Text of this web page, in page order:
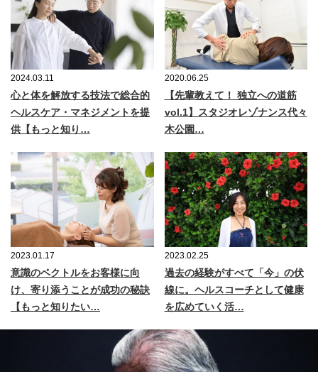
2024.03.11
心と体を解放する技法で総合的
ヘルスケア・マネジメントを提
供【もっと知り…
2020.06.25
【先輩教えて！ 独立への道筋
vol.1】スタジオレゾナンス代々
木公園…
2023.01.17
意識のベクトルをお客様に向
け、寄り添うことが成功の秘訣
【もっと知りたい…
2023.02.25
過去の経験がすべて「今」の伏
線に。ヘルスコーチとして健康
を広めていく活…